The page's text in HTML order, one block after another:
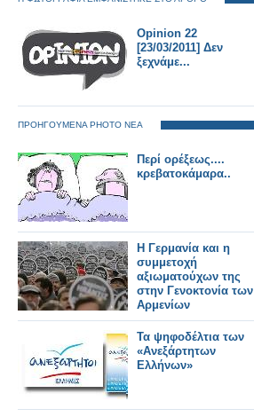
Opinion 22
[23/03/2011] Δεν
ξεχνάμε...
ΠΡΟΗΓΟΥΜΕΝΑ PHOTO ΝΕΑ
Περί ορέξεως....
κρεβατοκάμαρα..
H Γερμανία και η
συμμετοχή
αξιωματούχων της
στην Γενοκτονία των
Aρμενίων
Τα ψηφοδέλτια των
«Ανεξάρτητων
Ελλήνων»